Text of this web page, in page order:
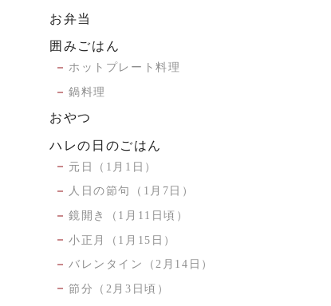
お弁当
囲みごはん
ホットプレート料理
鍋料理
おやつ
ハレの日のごはん
元日（1月1日）
人日の節句（1月7日）
鏡開き（1月11日頃）
小正月（1月15日）
バレンタイン（2月14日）
節分（2月3日頃）